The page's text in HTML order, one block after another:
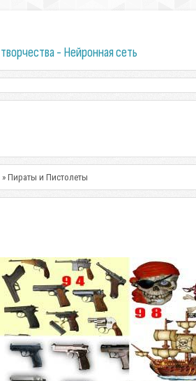
- Нейронная сеть
» Пираты и Пистолеты